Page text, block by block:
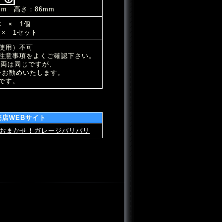
高さ：86mm
× 1個
× 1セット
用）不可
意事項をよくご確認下さい。
は同じですが、
勧めいたします。
す。
店WEBサイト
まかせ！ガレージバリバリ